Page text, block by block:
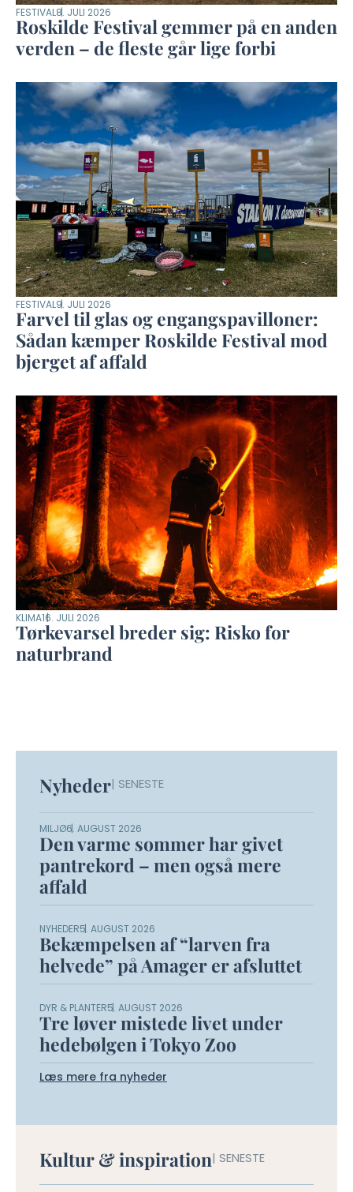
FESTIVAL8. JULI 2026
Roskilde Festival gemmer på en anden
verden – de fleste går lige forbi
FESTIVAL9. JULI 2026
Farvel til glas og engangspavilloner:
Sådan kæmper Roskilde Festival mod
bjerget af affald
KLIMA16. JULI 2026
Tørkevarsel breder sig: Risko for
naturbrand
Nyheder| SENESTE
MILJØ6. AUGUST 2026
Den varme sommer har givet
pantrekord – men også mere
affald
NYHEDER5. AUGUST 2026
Bekæmpelsen af “larven fra
helvede” på Amager er afsluttet
DYR & PLANTER5. AUGUST 2026
Tre løver mistede livet under
hedebølgen i Tokyo Zoo
Læs mere fra nyheder
Kultur & inspiration| SENESTE